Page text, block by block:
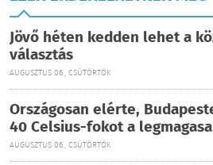
Jövő héten kedden lehet a
választás
AUGUSZTUS 06., CSÜTÖRTÖK
Országosan elérte,
40 Celsius-fokot a
AUGUSZTUS 06., CSÜTÖRTÖK